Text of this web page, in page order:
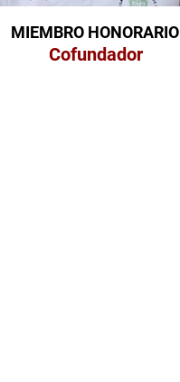
MIEMBRO HONORARIO
Cofundador